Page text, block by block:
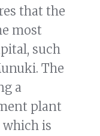
that the
most
such
The
a
plant
is